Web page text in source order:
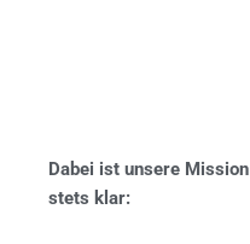
Dabei ist unsere Mission
stets klar: